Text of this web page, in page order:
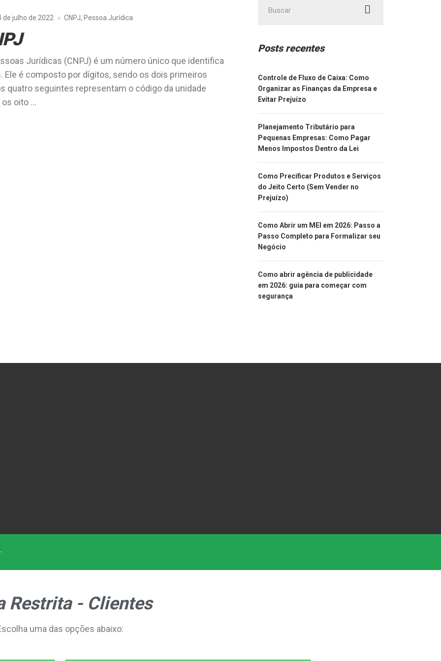
de julho de 2022 CNPJ, Pessoa Jurídica
Jurídicas (CNPJ) é um número único que identifica
é composto por dígitos, sendo os dois primeiros
quatro seguintes representam o código da unidade
os oito …
Posts recentes
Controle de Fluxo de Caixa: Como
Organizar as Finanças da Empresa e
Evitar Prejuízo
Planejamento Tributário para
Pequenas Empresas: Como Pagar
Menos Impostos Dentro da Lei
Como Precificar Produtos e Serviços
do Jeito Certo (Sem Vender no
Prejuízo)
Como Abrir um MEI em 2026: Passo a
Passo Completo para Formalizar seu
Negócio
Como abrir agência de publicidade
em 2026: guia para começar com
segurança
Restrita - Clientes
uma das opções abaixo: